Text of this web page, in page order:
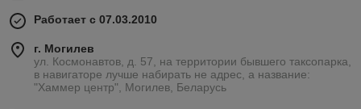
Работает с 07.03.2010
г. Могилев
ул. Космонавтов, д. 57, на территории бывшего таксопарка,
в навигаторе лучше набирать не адрес, а название:
"Хаммер центр", Могилев, Беларусь